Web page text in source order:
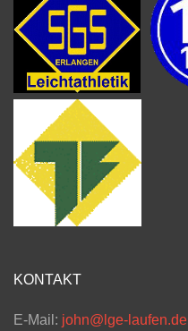
KONTAKT
E-Mail: john@lge-laufen.de